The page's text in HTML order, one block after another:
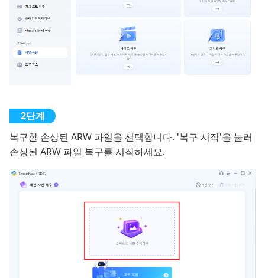
복구할 손상된 ARW 파일을 선택합니다. '복구 시작'을 눌러
손상된 ARW 파일 복구를 시작하세요.